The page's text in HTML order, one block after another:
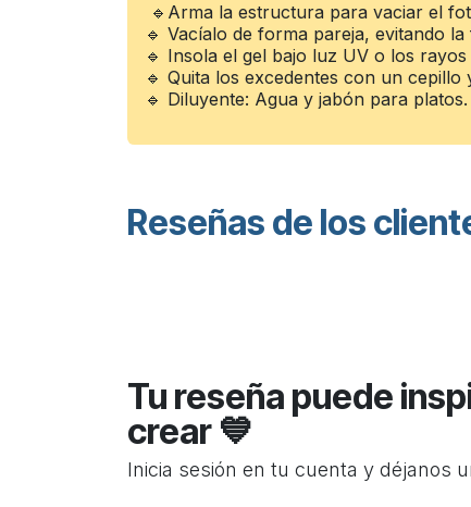
🔹Arma la estructura para vaciar el
🔹 Vacíalo de forma pareja, evitando
🔹 Insola el gel bajo luz UV o los rayos
🔹 Quita los excedentes con un cepillo
🔹 Diluyente: Agua y jabón para platos.
Reseñas de los
Tu reseña puede
crear 💙
Inicia sesión en tu cuenta y déjanos